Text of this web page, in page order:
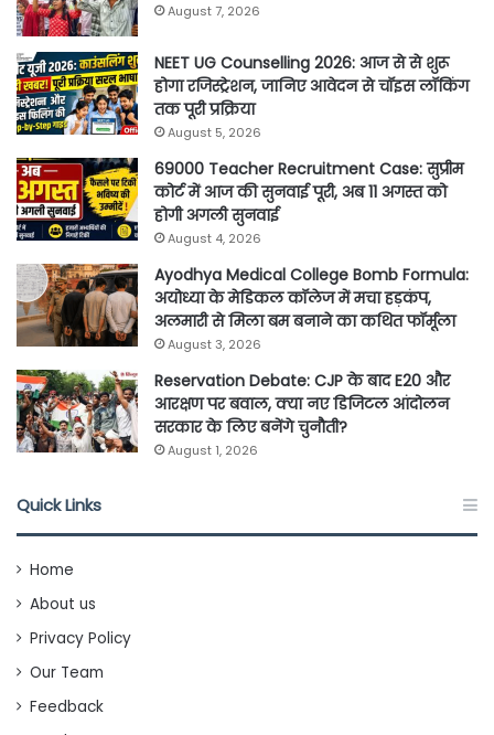
August 7, 2026
NEET UG Counselling 2026: आज से से शुरू
होगा रजिस्ट्रेशन, जानिए आवेदन से चॉइस लॉकिंग
तक पूरी प्रक्रिया
August 5, 2026
69000 Teacher Recruitment Case: सुप्रीम
कोर्ट में आज की सुनवाई पूरी, अब 11 अगस्त को
होगी अगली सुनवाई
August 4, 2026
Ayodhya Medical College Bomb Formula:
अयोध्या के मेडिकल कॉलेज में मचा हड़कंप,
अलमारी से मिला बम बनाने का कथित फॉर्मूला
August 3, 2026
Reservation Debate: CJP के बाद E20 और
आरक्षण पर बवाल, क्या नए डिजिटल आंदोलन
सरकार के लिए बनेंगे चुनौती?
August 1, 2026
Quick Links
Home
About us
Privacy Policy
Our Team
Feedback